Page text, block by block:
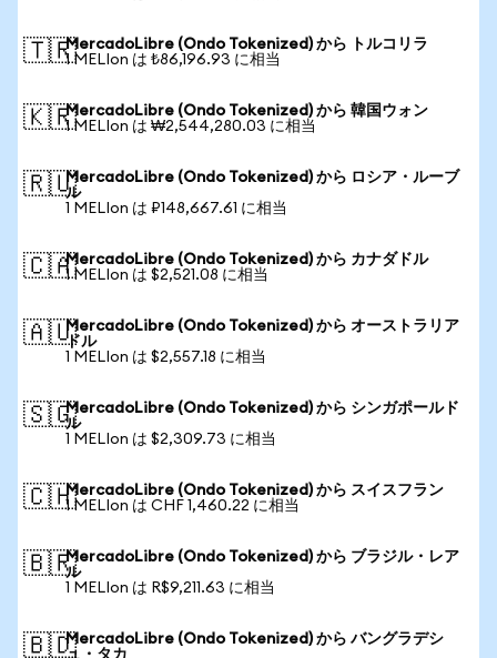
🇹🇷MercadoLibre (Ondo Tokenized) から トルコリラ
1 MELIon は ₺86,196.93 に相当
🇰🇷MercadoLibre (Ondo Tokenized) から 韓国ウォン
1 MELIon は ₩2,544,280.03 に相当
🇷🇺MercadoLibre (Ondo Tokenized) から ロシア・ルーブ
ル
1 MELIon は ₽148,667.61 に相当
🇨🇦MercadoLibre (Ondo Tokenized) から カナダドル
1 MELIon は $2,521.08 に相当
🇦🇺MercadoLibre (Ondo Tokenized) から オーストラリア
ドル
1 MELIon は $2,557.18 に相当
🇸🇬MercadoLibre (Ondo Tokenized) から シンガポールド
ル
1 MELIon は $2,309.73 に相当
🇨🇭MercadoLibre (Ondo Tokenized) から スイスフラン
1 MELIon は CHF 1,460.22 に相当
🇧🇷MercadoLibre (Ondo Tokenized) から ブラジル・レア
ル
1 MELIon は R$9,211.63 に相当
🇧🇩MercadoLibre (Ondo Tokenized) から バングラデシ
ュ・タカ